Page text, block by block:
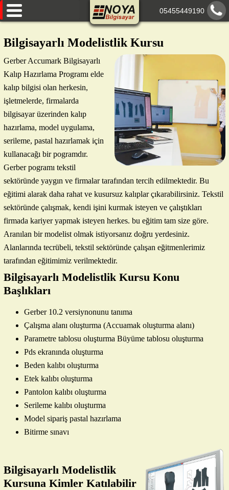
AnaSayfa
Eğitimlerimiz
Hakkımızda
Paylaşımlarımız
İletişim
05455449190
Bilgisayarlı Modelistlik Kursu
Gerber Accumark Bilgisayarlı
Kalıp Hazırlama Programı elde
kalıp bilgisi olan herkesin,
işletmelerde, firmalarda
bilgisayar üzerinden kalıp
hazırlama, model uygulama,
serileme, pastal hazırlamak için
kullanacağı bir pogramdır.
Gerber pogramı tekstil
sektöründe yaygın ve firmalar tarafından tercih edilmektedir. Bu
eğitimi alarak daha rahat ve kusursuz kalıplar çıkarabilirsiniz. Tekstil
sektöründe çalışmak, kendi işini kurmak isteyen ve çalıştıkları
firmada kariyer yapmak isteyen herkes. bu eğitim tam size göre.
Aranılan bir modelist olmak istiyorsanız doğru yerdesiniz.
Alanlarında tecrübeli, tekstil sektöründe çalışan eğitmenlerimiz
tarafından eğitimimiz verilmektedir.
Bilgisayarlı Modelistlik Kursu Konu
Başlıkları
Gerber 10.2 versiynonunu tanıma
Çalışma alanı oluşturma (Accuamak oluşturma alanı)
Parametre tablosu oluşturma Büyüme tablosu oluşturma
Pds ekranında oluşturma
Beden kalıbı oluşturma
Etek kalıbı oluşturma
Pantolon kalıbı oluşturma
Serileme kalıbı oluşturma
Model sipariş pastal hazırlama
Bitirme sınavı
Bilgisayarlı Modelistlik
Kursuna Kimler Katılabilir